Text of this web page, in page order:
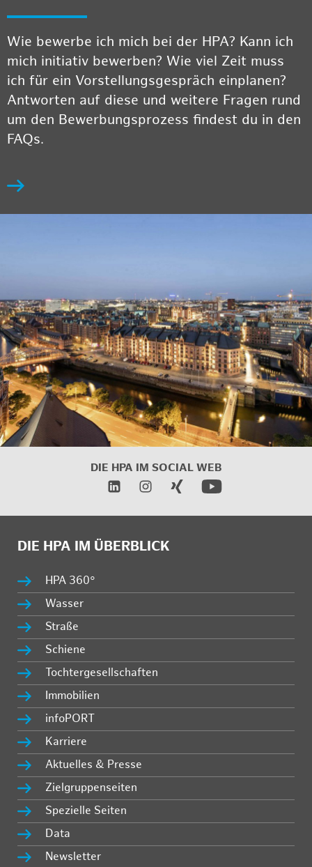
Wie bewerbe ich mich bei der HPA? Kann ich
mich initiativ bewerben? Wie viel Zeit muss
ich für ein Vorstellungsgespräch einplanen?
Antworten auf diese und weitere Fragen rund
um den Bewerbungsprozess findest du in den
FAQs.
DIE HPA IM SOCIAL WEB
DIE HPA IM ÜBERBLICK
HPA 360°
Wasser
Straße
Schiene
Tochtergesellschaften
Immobilien
infoPORT
Karriere
Aktuelles & Presse
Zielgruppenseiten
Spezielle Seiten
Data
Newsletter